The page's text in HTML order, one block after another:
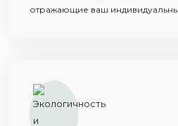
отражающие ваш